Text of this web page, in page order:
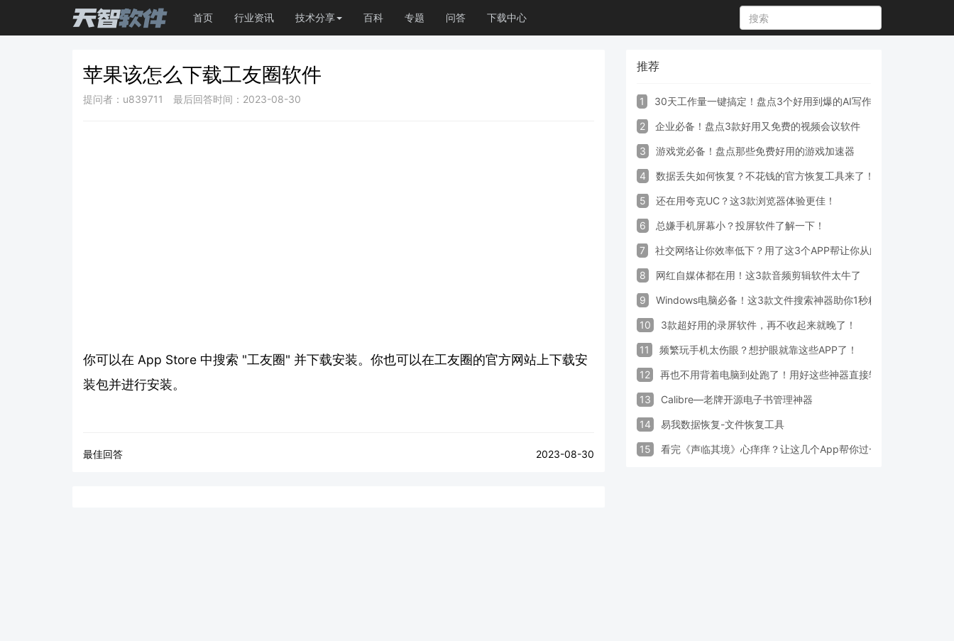
首页 行业资讯 技术分享 百科 专题 问答 下载中心
苹果该怎么下载工友圈软件
提问者：u839711 最后回答时间：2023-08-30
你可以在 App Store 中搜索 "工友圈" 并下载安装。你也可以在工友圈的官方网站上下载安
装包并进行安装。
最佳回答 2023-08-30
推荐
1 30天工作量一键搞定！盘点3个好用到爆的AI写作生成器工具
2 企业必备！盘点3款好用又免费的视频会议软件
3 游戏党必备！盘点那些免费好用的游戏加速器
4 数据丢失如何恢复？不花钱的官方恢复工具来了！
5 还在用夸克UC？这3款浏览器体验更佳！
6 总嫌手机屏幕小？投屏软件了解一下！
7 社交网络让你效率低下？用了这3个APP帮让你从此戒掉手机！
8 网红自媒体都在用！这3款音频剪辑软件太牛了
9 Windows电脑必备！这3款文件搜索神器助你1秒精准定位文件
10 3款超好用的录屏软件，再不收起来就晚了！
11 频繁玩手机太伤眼？想护眼就靠这些APP了！
12 再也不用背着电脑到处跑了！用好这些神器直接轻松办公
13 Calibre—老牌开源电子书管理神器
14 易我数据恢复-文件恢复工具
15 看完《声临其境》心痒痒？让这几个App帮你过一把配音瘾